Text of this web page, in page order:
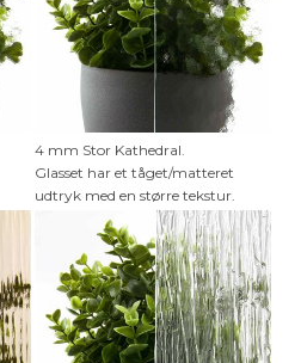
4 mm Stor Kathedral.
Glasset har et tåget/matteret
udtryk med en større tekstur.